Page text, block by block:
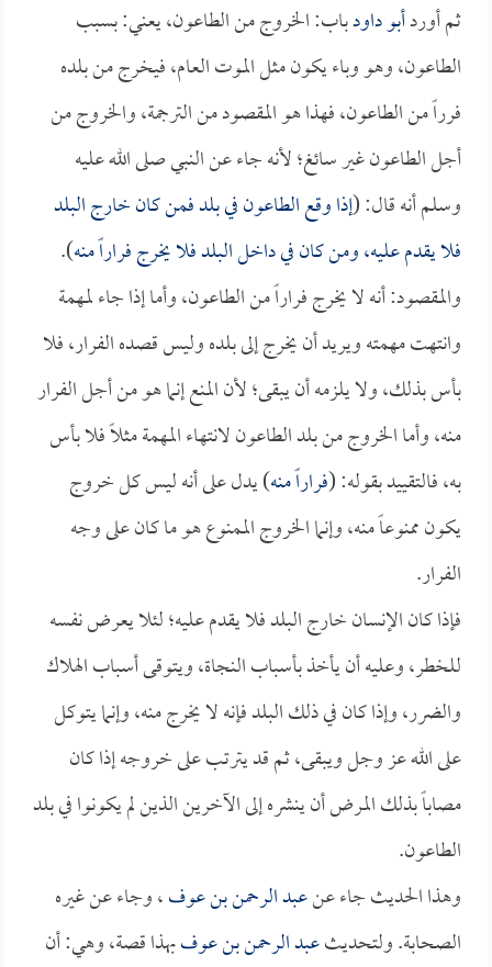
ثم أوردأبو داودباب: الخروج من الطاعون، يعني: بسبب
الطاعون، وهو وباء يكون مثل الموت العام، فيخرج من بلده
فرراً من الطاعون، فهذا هو المقصود من الترجمة، والخروج من
أجل الطاعون غير سائغ؛ لأنه جاء عن النبي صلى الله عليه
وسلم أنه قال: (إذا وقع الطاعون في بلد فمن كان خارج البلد
فلا يقدم عليه، ومن كان في داخل البلد فلا يخرج فراراً منه).
والمقصود: أنه لا يخرج فراراً من الطاعون، وأما إذا جاء لمهمة
وانتهت مهمته ويريد أن يخرج إلى بلده وليس قصده الفرار، فلا
بأس بذلك، ولا يلزمه أن يبقى؛ لأن المنع إنما هو من أجل الفرار
منه، وأما الخروج من بلد الطاعون لانتهاء المهمة مثلاً فلا بأس
به، فالتقييد بقوله: (فراراً منه) يدل على أنه ليس كل خروج
يكون ممنوعاً منه، وإنما الخروج الممنوع هو ما كان على وجه
الفرار.
فإذا كان الإنسان خارج البلد فلا يقدم عليه؛ لئلا يعرض نفسه
للخطر، وعليه أن يأخذ بأسباب النجاة، ويتوقى أسباب الهلاك
والضرر، وإذا كان في ذلك البلد فإنه لا يخرج منه، وإنما يتوكل
على الله عز وجل ويبقى، ثم قد يترتب على خروجه إذا كان
مصاباً بذلك المرض أن ينشره إلى الآخرين الذين لم يكونوا في بلد
الطاعون.
وهذا الحديث جاء عنعبد الرحمن بن عوف، وجاء عن غيره
الصحابة. ولتحديثعبد الرحمن بن عوفبهذا قصة، وهي: أن